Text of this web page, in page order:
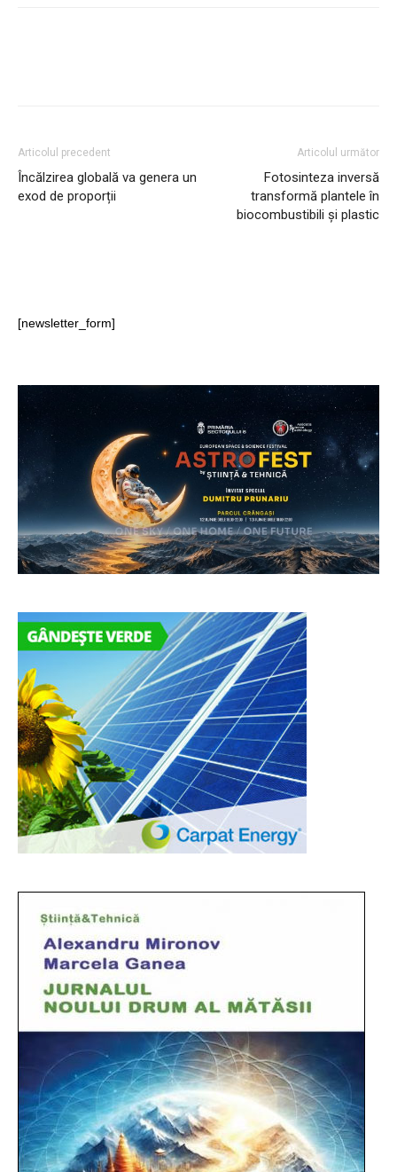
Articolul precedent
Încălzirea globală va genera un
exod de proporții
Articolul următor
Fotosinteza inversă
transformă plantele în
biocombustibili și plastic
[newsletter_form]